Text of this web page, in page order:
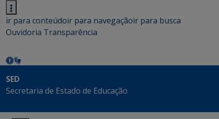
ir para conteúdoir para navegaçãoir para busca
Ouvidoria Transparência
SED
Secretaria de Estado de Educação